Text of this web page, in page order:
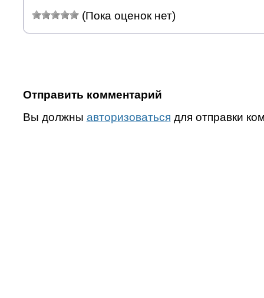
(Пока оценок нет)
Отправить комментарий
Вы должны авторизоваться для отправки